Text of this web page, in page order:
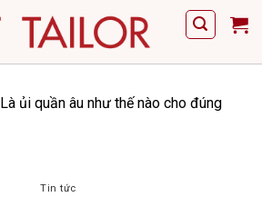
Là ủi quần âu như thế nào cho đúng
Tin tức